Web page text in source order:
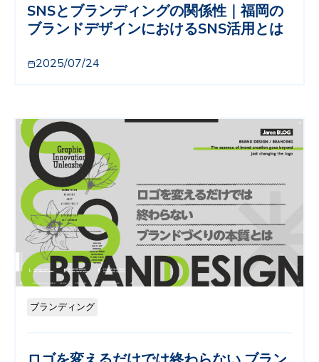
SNSとブランディングの関係性｜福岡の
ブランドデザインにおけるSNS活用とは
2025/07/24
ブランディング